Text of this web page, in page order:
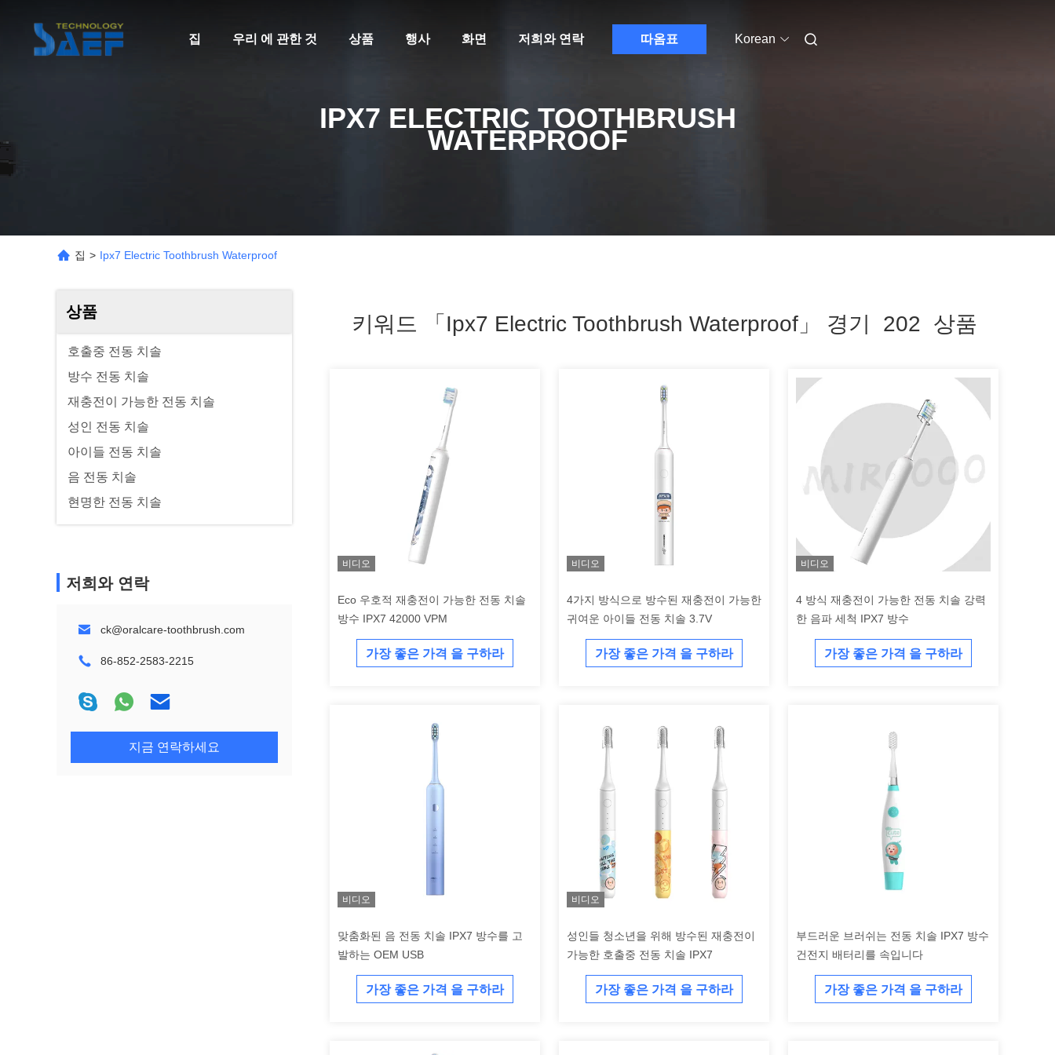
집 우리 에 관한 것 상품 행사 화면 저희와 연락 따옴표 Korean
IPX7 ELECTRIC TOOTHBRUSH
WATERPROOF
집 > Ipx7 Electric Toothbrush Waterproof
상품
호출중 전동 치솔
방수 전동 치솔
재충전이 가능한 전동 치솔
성인 전동 치솔
아이들 전동 치솔
음 전동 치솔
현명한 전동 치솔
저희와 연락
ck@oralcare-toothbrush.com
86-852-2583-2215
지금 연락하세요
키워드 「ipx7 Electric Toothbrush Waterproof」 경기 202 상품
비디오
Eco 우호적 재충전이 가능한 전동 치솔
방수 IPX7 42000 VPM
가장 좋은 가격 을 구하라
비디오
4가지 방식으로 방수된 재충전이 가능한
귀여운 아이들 전동 치솔 3.7V
가장 좋은 가격 을 구하라
비디오
4 방식 재충전이 가능한 전동 치솔 강력
한 음파 세척 IPX7 방수
가장 좋은 가격 을 구하라
비디오
맞춤화된 음 전동 치솔 IPX7 방수를 고
발하는 OEM USB
가장 좋은 가격 을 구하라
비디오
성인들 청소년을 위해 방수된 재충전이
가능한 호출중 전동 치솔 IPX7
가장 좋은 가격 을 구하라
부드러운 브러쉬는 전동 치솔 IPX7 방수
건전지 배터리를 속입니다
가장 좋은 가격 을 구하라